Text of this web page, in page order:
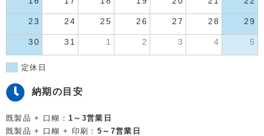
23 24 25 26 27 28 29
30 31 1 2 3 4 5
定休日
納期の目安
既製品 + 口糊： 1～3営業日
既製品 + 口糊 + 印刷： 5～7営業日